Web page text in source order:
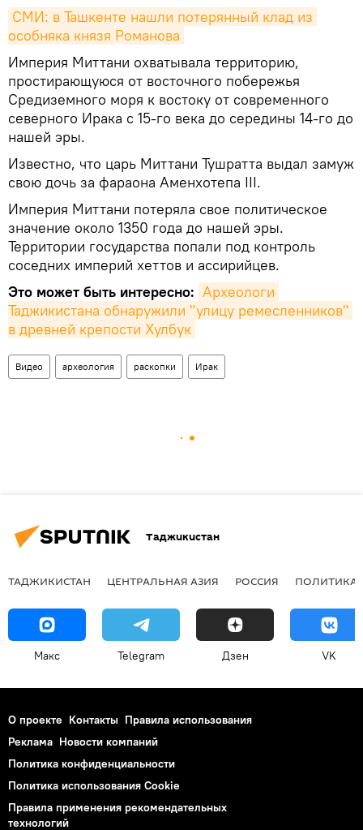
СМИ: в Ташкенте нашли потерянный клад из
особняка князя Романова
Империя Миттани охватывала территорию,
простирающуюся от восточного побережья
Средиземного моря к востоку от современного
северного Ирака с 15-го века до середины 14-го до
нашей эры.
Известно, что царь Миттани Тушратта выдал замуж
свою дочь за фараона Аменхотепа III.
Империя Миттани потеряла свое политическое
значение около 1350 года до нашей эры.
Территории государства попали под контроль
соседних империй хеттов и ассирийцев.
Это может быть интересно: Археологи
Таджикистана обнаружили "улицу ремесленников"
в древней крепости Хулбук
Видео археология раскопки Ирак
Таджикистан
ТАДЖИКИСТАН ЦЕНТРАЛЬНАЯ АЗИЯ РОССИЯ ПОЛИТИКА
Макс Telegram Дзен VK
О проекте Контакты Правила использования
Реклама Новости компаний
Политика конфиденциальности
Политика использования Cookie
Правила применения рекомендательных
технологий